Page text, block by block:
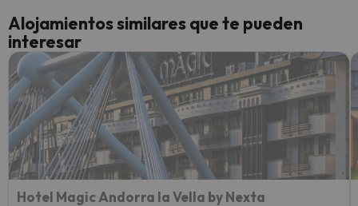
yo.
Alojamientos similares que te pueden
interesar
Hotel Magic Andorra la Vella by Nexta